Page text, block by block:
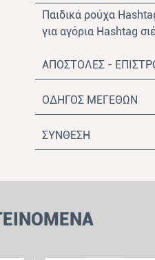
Παιδικά ρούχα
για αγόρια Hashtag
ΑΠΟΣΤΟΛΕΣ -
ΟΔΗΓΟΣ ΜΕΓΕΘΩΝ
ΣΥΝΘΕΣΗ